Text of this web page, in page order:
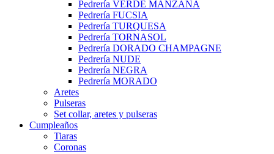
Pedrería VERDE MANZANA
Pedrería FUCSIA
Pedrería TURQUESA
Pedrería TORNASOL
Pedrería DORADO CHAMPAGNE
Pedrería NUDE
Pedrería NEGRA
Pedrería MORADO
Aretes
Pulseras
Set collar, aretes y pulseras
Cumpleaños
Tiaras
Coronas